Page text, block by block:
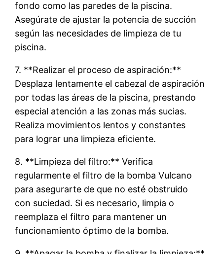
fondo como las paredes de la piscina.
Asegúrate de ajustar la potencia de succión
según las necesidades de limpieza de tu
piscina.
7. **Realizar el proceso de aspiración:**
Desplaza lentamente el cabezal de aspiración
por todas las áreas de la piscina, prestando
especial atención a las zonas más sucias.
Realiza movimientos lentos y constantes
para lograr una limpieza eficiente.
8. **Limpieza del filtro:** Verifica
regularmente el filtro de la bomba Vulcano
para asegurarte de que no esté obstruido
con suciedad. Si es necesario, limpia o
reemplaza el filtro para mantener un
funcionamiento óptimo de la bomba.